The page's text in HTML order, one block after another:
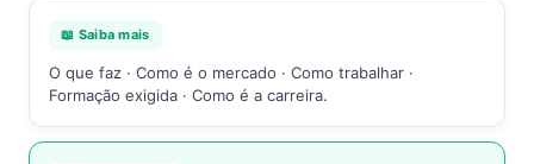
📖 Saiba mais
O que faz · Como é o mercado · Como trabalhar ·
Formação exigida · Como é a carreira.